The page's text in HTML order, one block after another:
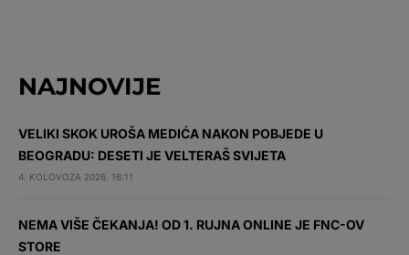
NAJNOVIJE
VELIKI SKOK UROŠA MEDIĆA NAKON POBJEDE U
BEOGRADU: DESETI JE VELTERAŠ SVIJETA
4. KOLOVOZA 2026. 16:11
NEMA VIŠE ČEKANJA! OD 1. RUJNA ONLINE JE FNC-OV
STORE